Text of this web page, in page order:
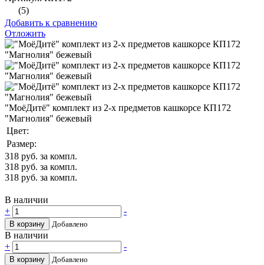
(5)
Добавить к сравнению
Отложить
"МоёДитё" комплект из 2-х предметов кашкорсе КП172
"Магнолия" бежевый
Цвет:
Размер:
318 руб. за компл.
318 руб. за компл.
318 руб. за компл.
В наличии
+
-
В корзину Добавлено
В наличии
+
-
В корзину Добавлено